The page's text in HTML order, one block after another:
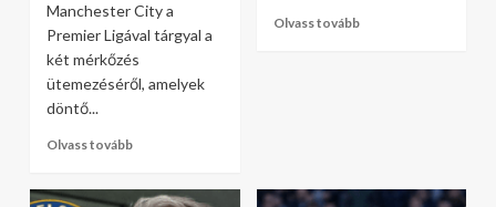
Manchester City a
Premier Ligával tárgyal a
két mérkőzés
ütemezéséről, amelyek
döntő...
Olvass tovább
Olvass tovább